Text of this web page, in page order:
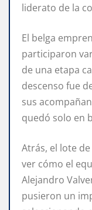
liderato de la
El belga
participaron
de una etapa
descenso fue
sus
quedó solo en
Atrás, el lote
ver cómo el
Alejandro
pusieron un